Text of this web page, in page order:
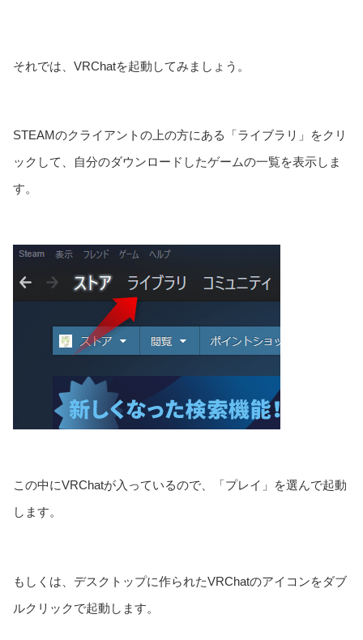
それでは、VRChatを起動してみましょう。
STEAMのクライアントの上の方にある「ライブラリ」をクリ
ックして、自分のダウンロードしたゲームの一覧を表示しま
す。
この中にVRChatが入っているので、「プレイ」を選んで起動
します。
もしくは、デスクトップに作られたVRChatのアイコンをダブ
ルクリックで起動します。